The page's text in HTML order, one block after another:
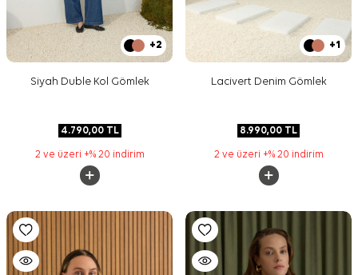
+2
Siyah Duble Kol Gömlek
4.790,00TL
2 ve üzeri +% 20 indirim
+1
Lacivert Denim Gömlek
8.990,00 TL
2 ve üzeri +% 20 indirim